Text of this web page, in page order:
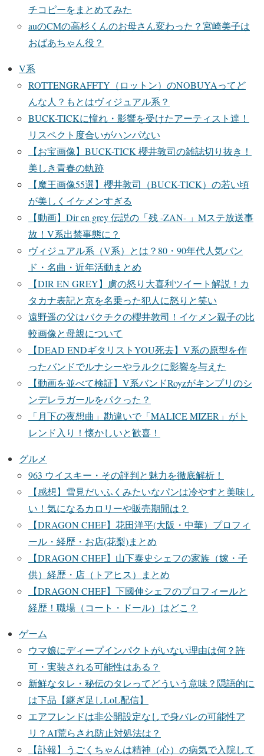
チコピーをまとめてみた
auのCMの高杉くんのお母さん変わった？宮崎美子は
おばあちゃん役？
V系
ROTTENGRAFFTY（ロットン）のNOBUYAってど
んな人？もとはヴィジュアル系？
BUCK-TICKに憧れ・影響を受けたアーティスト達！
リスペクト度合いがハンパない
【お宝画像】BUCK-TICK 櫻井敦司の雑誌切り抜き！
美しき青春の軌跡
【魔王画像55選】櫻井敦司（BUCK-TICK）の若い頃
が美しくイケメンすぎる
【動画】Dir en grey 伝説の「残 -ZAN- 」Mステ放送事
故！V系出禁事態に？
ヴィジュアル系（V系）とは？80・90年代人気バン
ド・名曲・近年活動まとめ
【DIR EN GREY】虜の怒り大喜利ツイート解説！カ
タカナ表記と京を名乗った犯人に怒りと笑い
遠野遥の父はバクチクの櫻井敦司！イケメン親子の比
較画像と母親について
【DEAD ENDギタリストYOU死去】V系の原型を作
ったバンドでルナシーやラルクに影響を与えた
【動画を並べて検証】V系バンドRoyzがキンプリのシ
ンデレラガールをパクった？
「月下の夜想曲」勘違いで「MALICE MIZER」がト
レンド入り！懐かしいと歓喜！
グルメ
963 ウイスキー・その評判と魅力を徹底解析！
【感想】雪見だいふくみたいなパンは冷やすと美味し
い！気になるカロリーや販売期間は？
【DRAGON CHEF】花田洋平(大阪・中華）プロフィ
ール・経歴・お店(花梨)まとめ
【DRAGON CHEF】山下泰史シェフの家族（嫁・子
供）経歴・店（トアヒス）まとめ
【DRAGON CHEF】下國伸シェフのプロフィールと
経歴！職場（コート・ドール）はどこ？
ゲーム
ウマ娘にディープインパクトがいない理由は何？許
可・実装される可能性はある？
新鮮なタレ・秘伝のタレってどういう意味？隠語的に
は下品【継ぎ足しLoL配信】
エアフレンドは非公開設定なしで身バレの可能性ア
リ？AI荒らされ防止対処法は？
【訃報】うごくちゃんは精神（心）の病気で入院して